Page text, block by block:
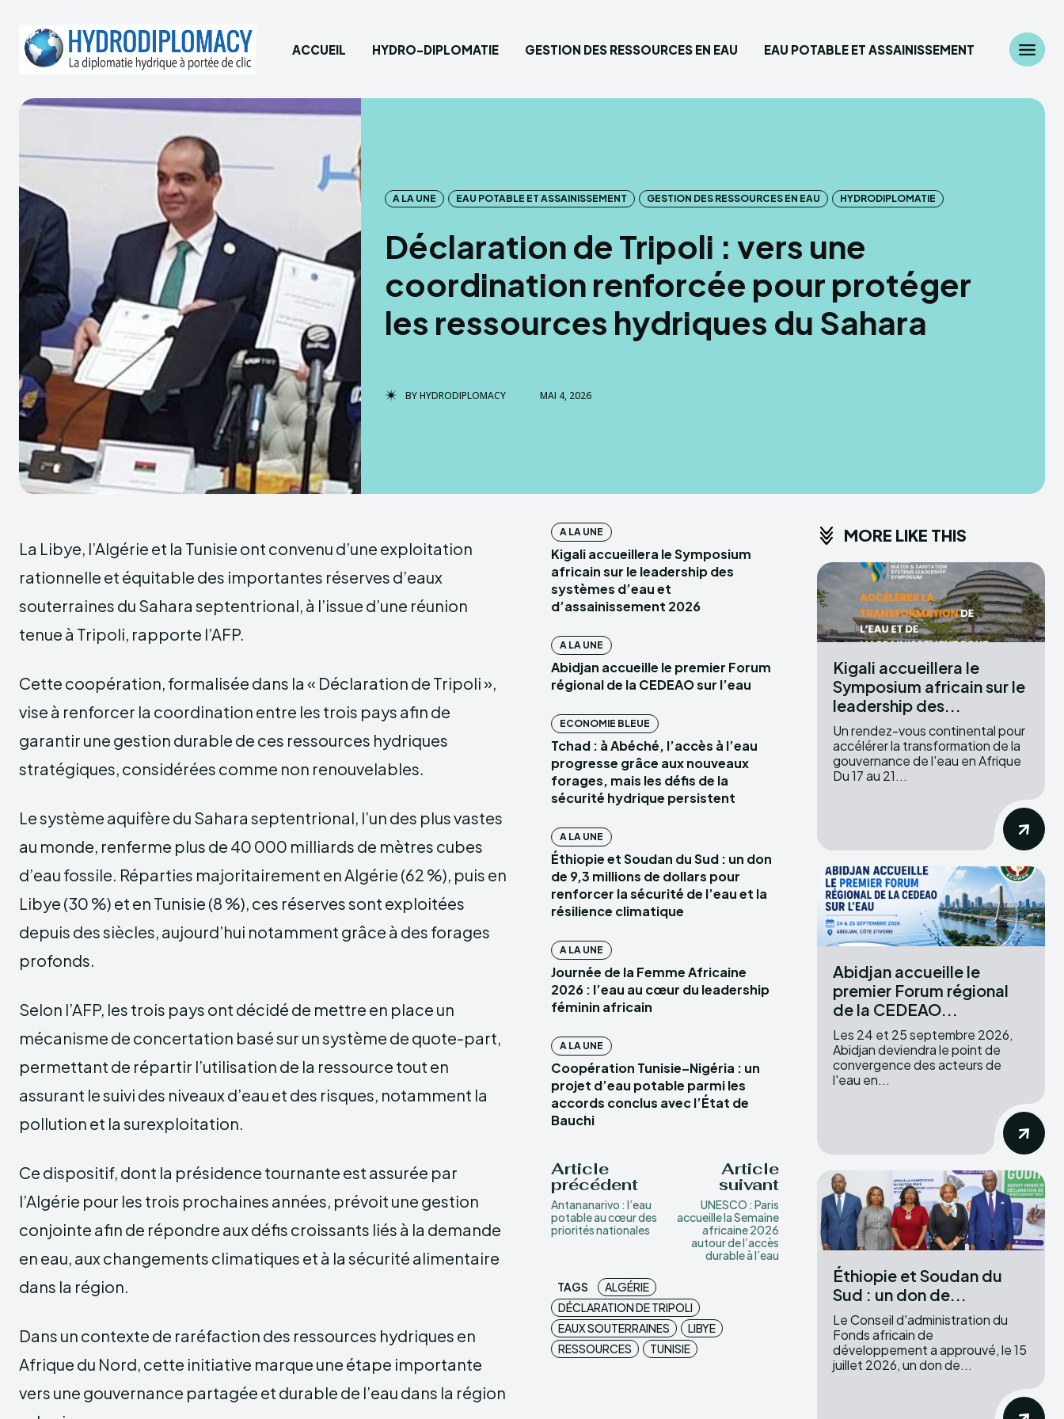
Hydro-diplomatie
Eau potable et Assainissement
ACCUEIL HYDRO-DIPLOMATIE GESTION DES RESSOURCES EN EAU EAU POTABLE ET ASSAINISSEMENT
A LA UNE EAU POTABLE ET ASSAINISSEMENT GESTION DES RESSOURCES EN EAU HYDRODIPLOMATIE
Déclaration de Tripoli : vers une
coordination renforcée pour protéger
les ressources hydriques du Sahara
BYHYDRODIPLOMACY MAI 4, 2026
La Libye, l’Algérie et la Tunisie ont convenu d’une exploitation
rationnelle et équitable des importantes réserves d’eaux
souterraines du Sahara septentrional, à l’issue d’une réunion
tenue à Tripoli, rapporte l’AFP.
Cette coopération, formalisée dans la « Déclaration de Tripoli »,
vise à renforcer la coordination entre les trois pays afin de
garantir une gestion durable de ces ressources hydriques
stratégiques, considérées comme non renouvelables.
Le système aquifère du Sahara septentrional, l’un des plus vastes
au monde, renferme plus de 40 000 milliards de mètres cubes
d’eau fossile. Réparties majoritairement en Algérie (62 %), puis en
Libye (30 %) et en Tunisie (8 %), ces réserves sont exploitées
depuis des siècles, aujourd’hui notamment grâce à des forages
profonds.
Selon l’AFP, les trois pays ont décidé de mettre en place un
mécanisme de concertation basé sur un système de quote-part,
permettant de répartir l’utilisation de la ressource tout en
assurant le suivi des niveaux d’eau et des risques, notamment la
pollution et la surexploitation.
Ce dispositif, dont la présidence tournante est assurée par
l’Algérie pour les trois prochaines années, prévoit une gestion
conjointe afin de répondre aux défis croissants liés à la demande
en eau, aux changements climatiques et à la sécurité alimentaire
dans la région.
Dans un contexte de raréfaction des ressources hydriques en
Afrique du Nord, cette initiative marque une étape importante
vers une gouvernance partagée et durable de l’eau dans la région
A LA UNE
Kigali accueillera le Symposium
africain sur le leadership des
systèmes d’eau et
d’assainissement 2026
A LA UNE
Abidjan accueille le premier Forum
régional de la CEDEAO sur l’eau
ECONOMIE BLEUE
Tchad : à Abéché, l’accès à l’eau
progresse grâce aux nouveaux
forages, mais les défis de la
sécurité hydrique persistent
A LA UNE
Éthiopie et Soudan du Sud : un don
de 9,3 millions de dollars pour
renforcer la sécurité de l’eau et la
résilience climatique
A LA UNE
Journée de la Femme Africaine
2026 : l’eau au cœur du leadership
féminin africain
A LA UNE
Coopération Tunisie–Nigéria : un
projet d’eau potable parmi les
accords conclus avec l’État de
Bauchi
Article
précédent
Antananarivo : l’eau
potable au cœur des
priorités nationales
Article
suivant
UNESCO : Paris
accueille la Semaine
africaine 2026
autour de l’accès
durable à l’eau
TAGS
ALGÉRIE
DÉCLARATION DE TRIPOLI
EAUX SOUTERRAINES
LIBYE
RESSOURCES
TUNISIE
MORE LIKE THIS
Kigali accueillera le
Symposium africain sur le
leadership des...
Un rendez-vous continental pour
accélérer la transformation de la
gouvernance de l'eau en Afrique
Du 17 au 21...
Abidjan accueille le
premier Forum régional
de la CEDEAO...
Les 24 et 25 septembre 2026,
Abidjan deviendra le point de
convergence des acteurs de
l'eau en...
Éthiopie et Soudan du
Sud : un don de...
Le Conseil d'administration du
Fonds africain de
développement a approuvé, le 15
juillet 2026, un don de...